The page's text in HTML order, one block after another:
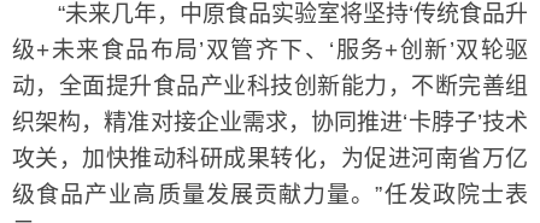
“未来几年，中原食品实验室将坚持‘传统食品升
级+未来食品布局’双管齐下、‘服务+创新’双轮驱
动，全面提升食品产业科技创新能力，不断完善组
织架构，精准对接企业需求，协同推进‘卡脖子’技术
攻关，加快推动科研成果转化，为促进河南省万亿
级食品产业高质量发展贡献力量。”任发政院士表